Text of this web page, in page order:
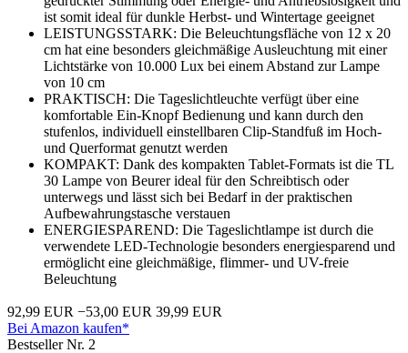
ist somit ideal für dunkle Herbst- und Wintertage geeignet
LEISTUNGSSTARK: Die Beleuchtungsfläche von 12 x 20
cm hat eine besonders gleichmäßige Ausleuchtung mit einer
Lichtstärke von 10.000 Lux bei einem Abstand zur Lampe
von 10 cm
PRAKTISCH: Die Tageslichtleuchte verfügt über eine
komfortable Ein-Knopf Bedienung und kann durch den
stufenlos, individuell einstellbaren Clip-Standfuß im Hoch-
und Querformat genutzt werden
KOMPAKT: Dank des kompakten Tablet-Formats ist die TL
30 Lampe von Beurer ideal für den Schreibtisch oder
unterwegs und lässt sich bei Bedarf in der praktischen
Aufbewahrungstasche verstauen
ENERGIESPAREND: Die Tageslichtlampe ist durch die
verwendete LED-Technologie besonders energiesparend und
ermöglicht eine gleichmäßige, flimmer- und UV-freie
Beleuchtung
92,99 EUR −53,00 EUR 39,99 EUR
Bei Amazon kaufen*
Bestseller Nr. 2